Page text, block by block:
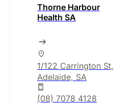
Thorne Harbour
Health SA
1/122 Carrington St,
Adelaide, SA
(08) 7078 4128